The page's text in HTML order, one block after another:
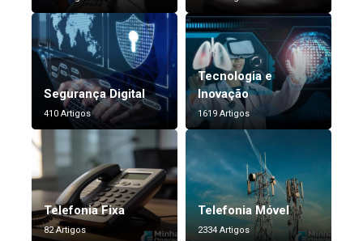
Segurança Digital
410 Artigos
Tecnologia e
Inovação
1619 Artigos
Telefonia Fixa
82 Artigos
Telefonia Móvel
2334 Artigos